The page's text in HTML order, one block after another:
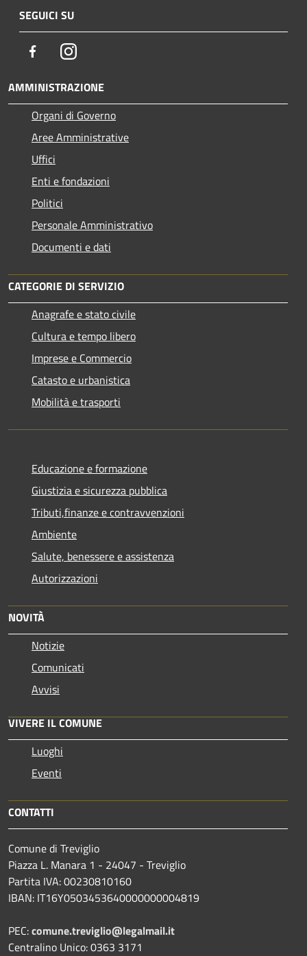
SEGUICI SU
FacebookInstagram
AMMINISTRAZIONE
Organi di Governo
Aree Amministrative
Uffici
Enti e fondazioni
Politici
Personale Amministrativo
Documenti e dati
CATEGORIE DI SERVIZIO
Anagrafe e stato civile
Cultura e tempo libero
Imprese e Commercio
Catasto e urbanistica
Mobilità e trasporti
Educazione e formazione
Giustizia e sicurezza pubblica
Tributi,finanze e contravvenzioni
Ambiente
Salute, benessere e assistenza
Autorizzazioni
NOVITÀ
Notizie
Comunicati
Avvisi
VIVERE IL COMUNE
Luoghi
Eventi
CONTATTI
Comune di Treviglio
Piazza L. Manara 1 - 24047 - Treviglio
Partita IVA: 00230810160
IBAN: IT16Y0503453640000000004819
PEC:comune.treviglio@legalmail.it
Centralino Unico: 0363 3171